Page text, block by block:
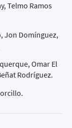
Telmo Ramos
Jon Domínguez,
Omar El
Rodríguez.